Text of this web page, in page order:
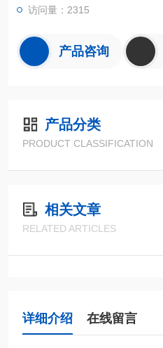
访问量：2315
产品咨询
产品分类
PRODUCT CLASSIFICATION
相关文章
RELATED ARTICLES
详细介绍 在线留言